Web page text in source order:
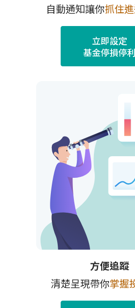
自動通知讓你抓住
立即設定
基金停損停利
方便追蹤
清楚呈現帶你掌握